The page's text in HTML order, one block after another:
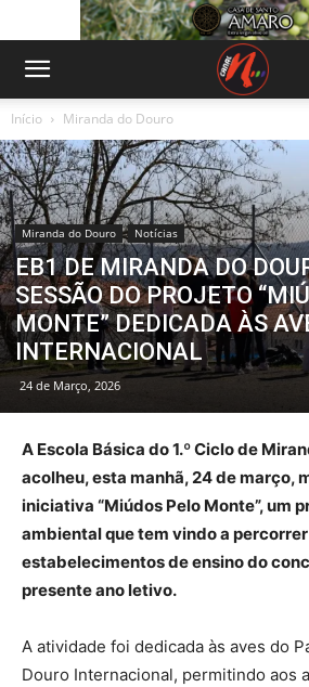
Início Miranda do Douro
Miranda do Douro Notícias
EB1 DE MIRANDA DO
SESSÃO DO PROJETO
MONTE” DEDICADA ÀS
INTERNACIONAL
24 de Março, 2026
A Escola Básica do 1.º Ciclo de
acolheu, esta manhã, 24 de março,
iniciativa “Miúdos Pelo Monte”, um
ambiental que tem vindo a
estabelecimentos de ensino do
presente ano letivo.
A atividade foi dedicada às aves do
Douro Internacional, permitindo aos